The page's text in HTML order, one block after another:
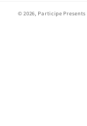
© 2026, Participe Presents